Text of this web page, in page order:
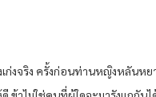
ก่งจริง ครั้งก่อนท่านหญิงหลัน